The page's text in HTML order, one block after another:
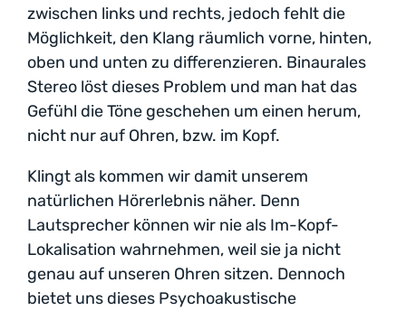
zwischen links und rechts, jedoch fehlt die
Möglichkeit, den Klang räumlich vorne, hinten,
oben und unten zu differenzieren. Binaurales
Stereo löst dieses Problem und man hat das
Gefühl die Töne geschehen um einen herum,
nicht nur auf Ohren, bzw. im Kopf.
Klingt als kommen wir damit unserem
natürlichen Hörerlebnis näher. Denn
Lautsprecher können wir nie als Im-Kopf-
Lokalisation wahrnehmen, weil sie ja nicht
genau auf unseren Ohren sitzen. Dennoch
bietet uns dieses Psychoakustische